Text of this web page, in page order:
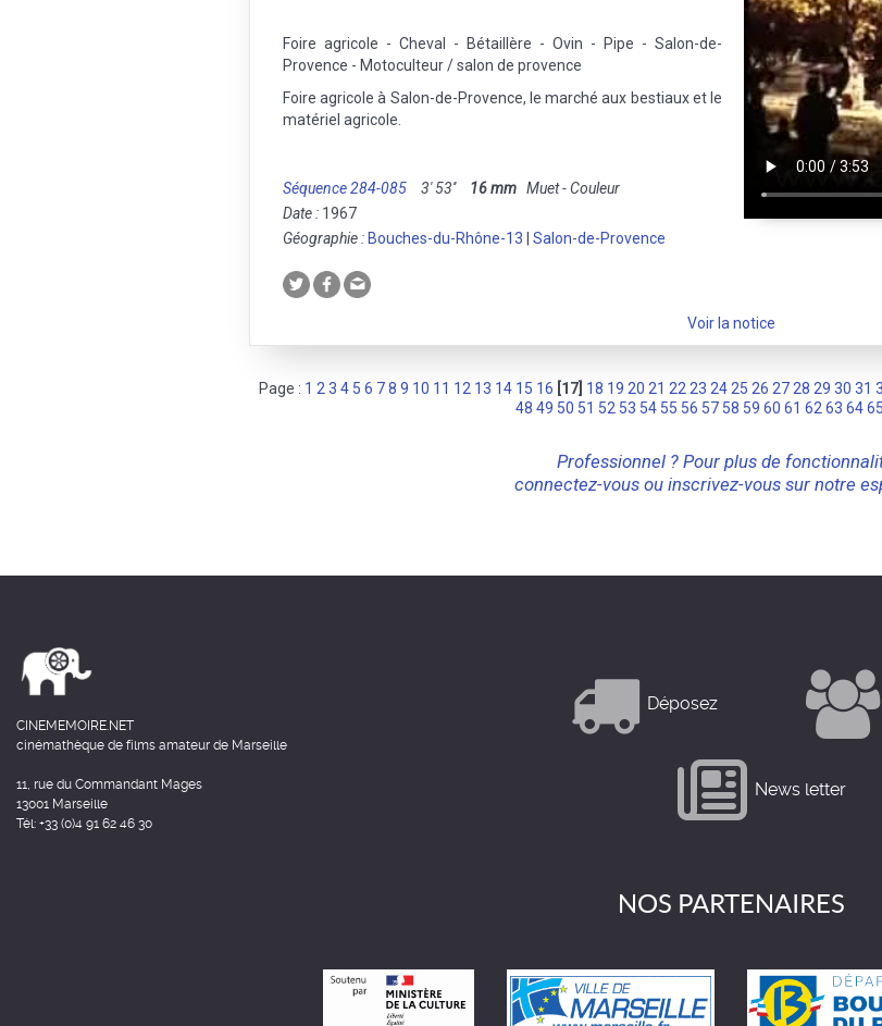
Foire agricole - Cheval - Bétaillère - Ovin - Pipe - Salon-de-
Provence - Motoculteur / salon de provence
Foire agricole à Salon-de-Provence, le marché aux bestiaux et le
matériel agricole.
Séquence 284-085 3' 53'' 16 mm Muet - Couleur
Date : 1967
Géographie : Bouches-du-Rhône-13 Salon-de-Provence
Voir la notice
Page : 1 2 3 4 5 6 78 9 10 11 12 13 14 15 16 [17] 18 19 20 21 22 23 24 25 26 27 28 29 30 31
48 49 50 51 52 53 54 55 56 57 58 59 60 61 62 63 6465
Professionnel ? Pour plus de
connectez-vous ou inscrivez-vous sur notre
CINEMEMOIRE.NET
cinémathèque de films amateur de Marseille
11, rue du Commandant Mages
13001 Marseille
Tél: +33 (0)4 91 62 46 30
Déposez
News letter
NOS PARTENAIRES